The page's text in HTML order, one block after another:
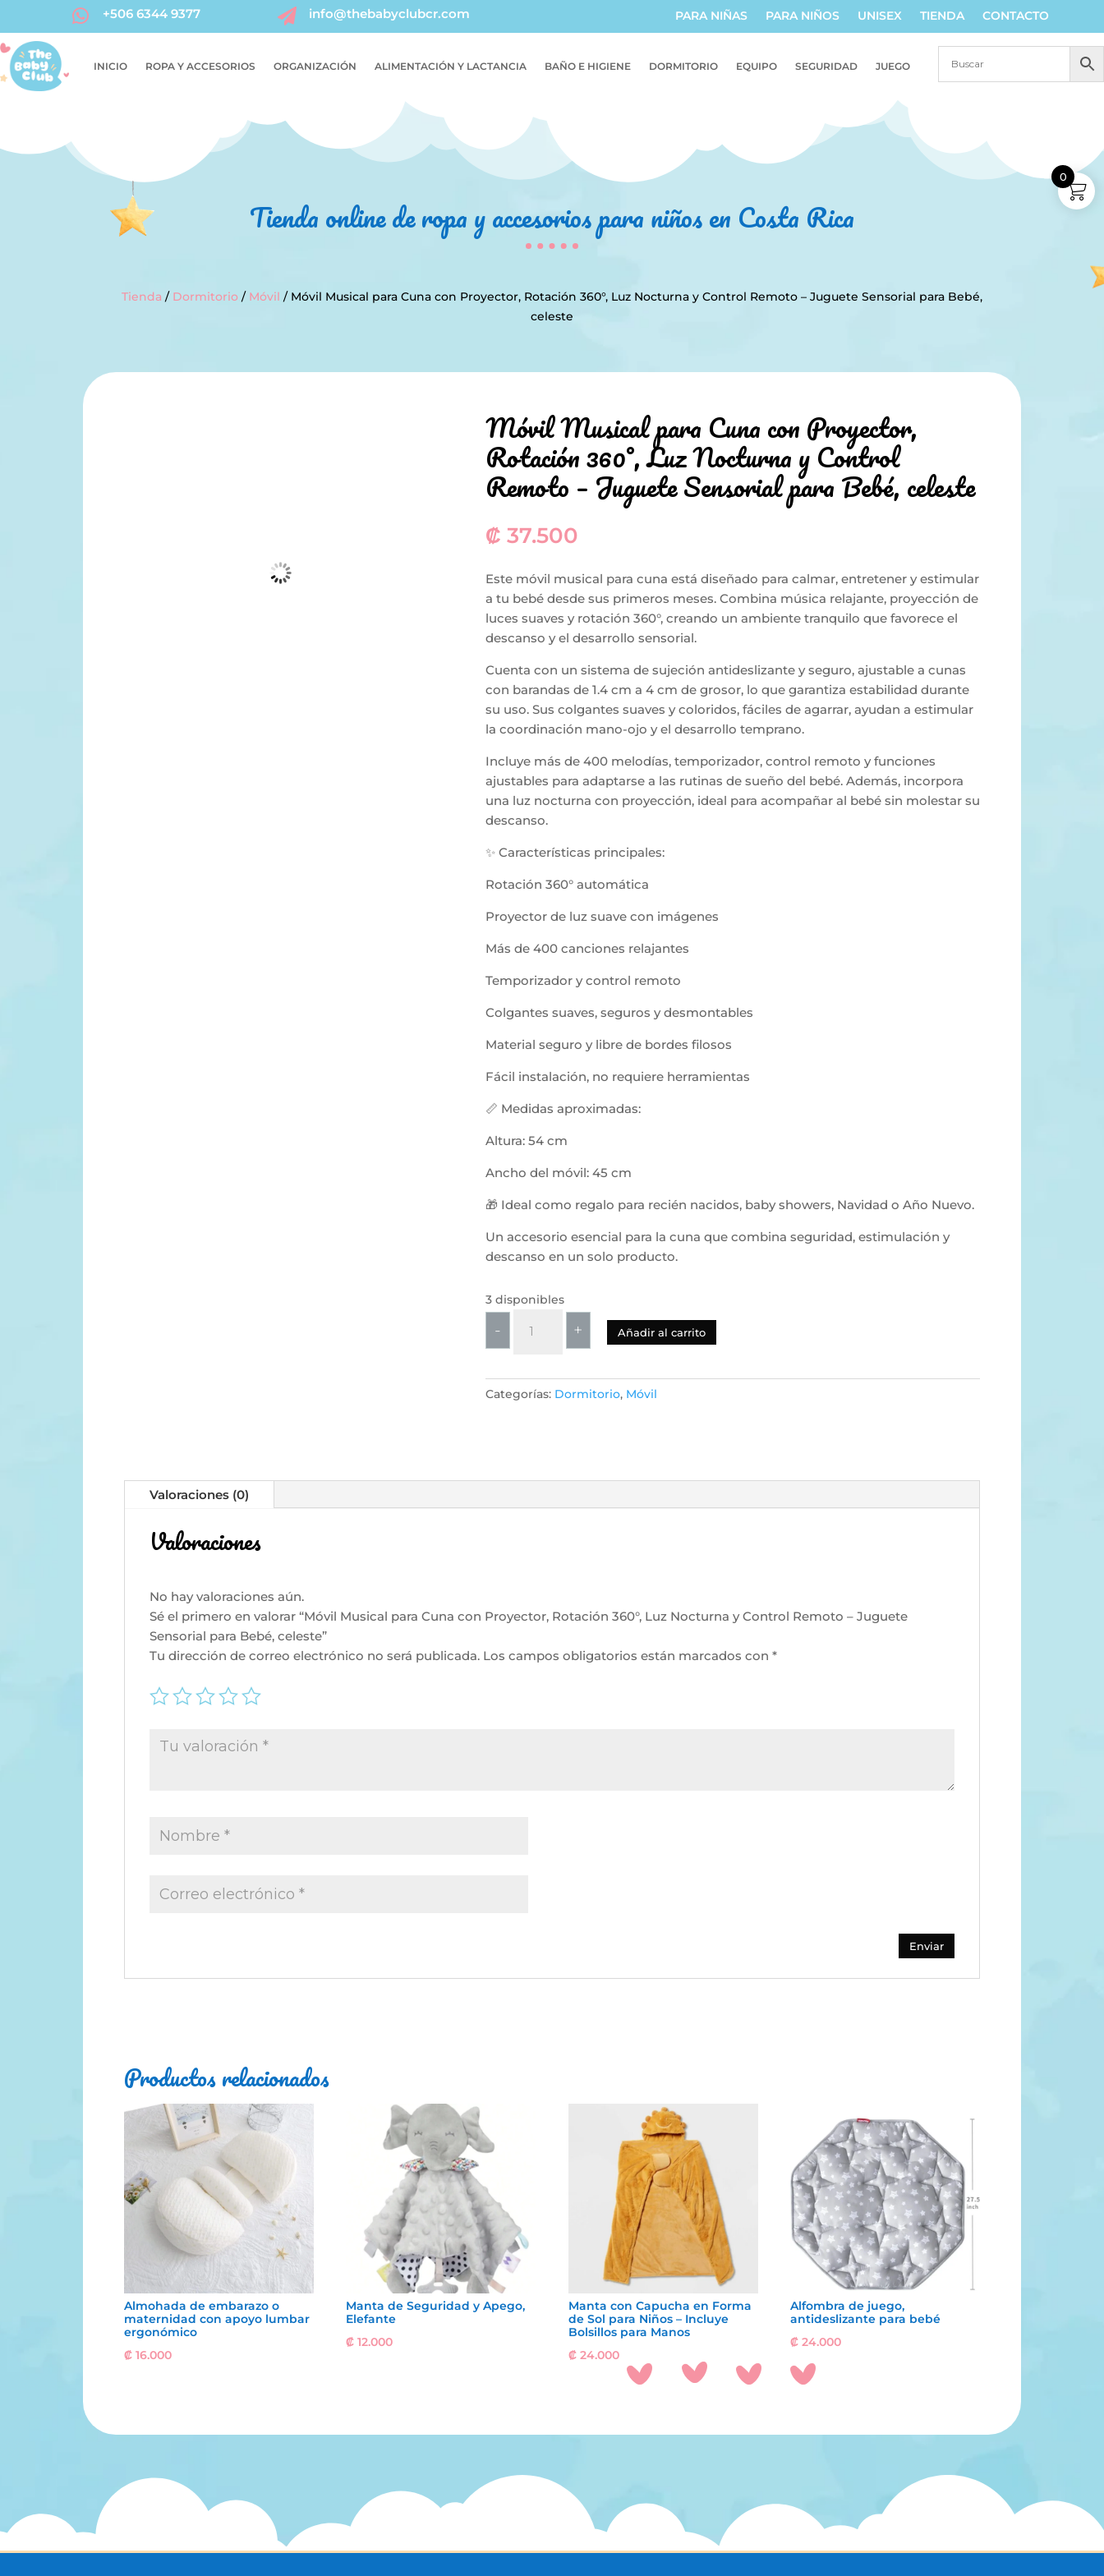
 +506 6344 9377  info@thebabyclubcr.com PARA NIÑAS PARA NIÑOS UNISEX TIENDA CONTACTO
INICIO ROPA Y ACCESORIOS ORGANIZACIÓN ALIMENTACIÓN Y LACTANCIA BAÑO E HIGIENE DORMITORIO EQUIPO SEGURIDAD JUEGO
Tienda online de ropa y accesorios para niños en Costa Rica
Tienda / Dormitorio / Móvil / Móvil Musical para Cuna con Proyector, Rotación 360°, Luz Nocturna y Control Remoto – Juguete Sensorial para Bebé,
celeste
Móvil Musical para Cuna con Proyector,
Rotación 360°, Luz Nocturna y Control
Remoto – Juguete Sensorial para Bebé, celeste
₡ 37.500
Este móvil musical para cuna está diseñado para calmar, entretener y estimular
a tu bebé desde sus primeros meses. Combina música relajante, proyección de
luces suaves y rotación 360°, creando un ambiente tranquilo que favorece el
descanso y el desarrollo sensorial.
Cuenta con un sistema de sujeción antideslizante y seguro, ajustable a cunas
con barandas de 1.4 cm a 4 cm de grosor, lo que garantiza estabilidad durante
su uso. Sus colgantes suaves y coloridos, fáciles de agarrar, ayudan a estimular
la coordinación mano-ojo y el desarrollo temprano.
Incluye más de 400 melodías, temporizador, control remoto y funciones
ajustables para adaptarse a las rutinas de sueño del bebé. Además, incorpora
una luz nocturna con proyección, ideal para acompañar al bebé sin molestar su
descanso.
✨ Características principales:
Rotación 360° automática
Proyector de luz suave con imágenes
Más de 400 canciones relajantes
Temporizador y control remoto
Colgantes suaves, seguros y desmontables
Material seguro y libre de bordes filosos
Fácil instalación, no requiere herramientas
📏 Medidas aproximadas:
Altura: 54 cm
Ancho del móvil: 45 cm
🎁 Ideal como regalo para recién nacidos, baby showers, Navidad o Año Nuevo.
Un accesorio esencial para la cuna que combina seguridad, estimulación y
descanso en un solo producto.
3 disponibles
-
Musical
Cuna
con
Sensorial
Bebé,
+ Añadir al carrito
Categorías: Dormitorio, Móvil
Valoraciones (0)
Valoraciones
No hay valoraciones aún.
Sé el primero en valorar “Móvil Musical para Cuna con Proyector, Rotación 360°, Luz Nocturna y Control Remoto – Juguete
Sensorial para Bebé, celeste”
Tu dirección de correo electrónico no será publicada. Los campos obligatorios están marcados con *
Productos relacionados
Almohada de embarazo o
maternidad con apoyo lumbar
ergonómico
₡16.000
Manta de Seguridad y Apego,
Elefante
₡ 12.000
Manta con Capucha en Forma
de Sol para Niños – Incluye
Bolsillos para Manos
₡24.000
Alfombra de juego,
antideslizante para bebé
₡ 24.000
0